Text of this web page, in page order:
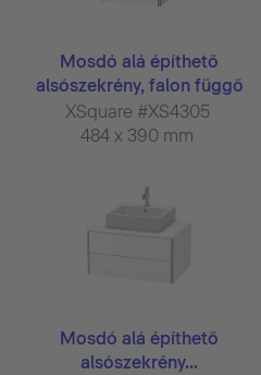
Mosdó alá építhető
alsószekrény, falon függő
...
XSquare #XS4305
484 x 390 mm
Mosdó alá építhető
alsószekrény...